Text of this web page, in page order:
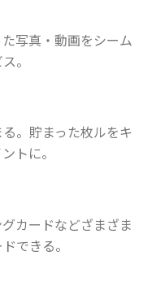
写真・動画をシーム
。
。貯まった枚ルをキ
トに。
カードなどざまざま
できる。